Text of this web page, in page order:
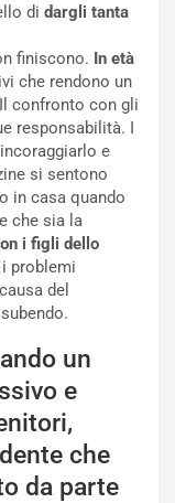
di dargli tanta
finiscono. In età
che rendono un
confronto con gli
responsabilità. I
e
si sentono
in casa quando
che sia la
i figli dello
problemi
del
un
e
che
da parte